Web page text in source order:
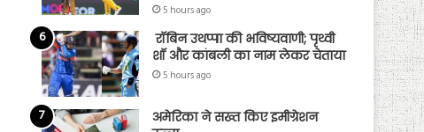
5 hours ago
रॉबिन उथप्पा की भविष्यवाणी; पृथ्वी
शॉ और कांबली का नाम लेकर चेताया
5 hours ago
अमेरिका ने सख्त किए इमीग्रेशन